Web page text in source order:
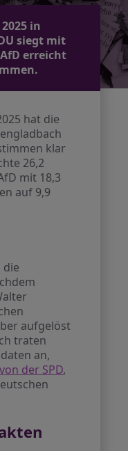
in
siegt mit
AfD erreicht
hat die
klar
26,2
mit 18,3
auf 9,9
die
aufgelöst
traten
an,
der SPD,